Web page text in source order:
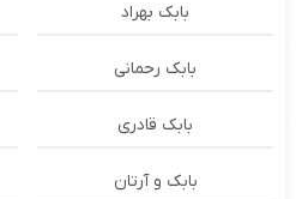
بابک بهراد
بابک رحمانی
بابک قادری
بابک و آرتان